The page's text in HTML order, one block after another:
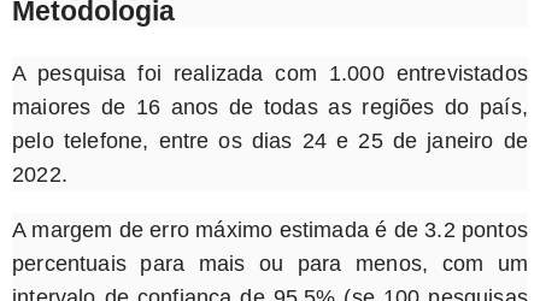
Metodologia
A pesquisa foi realizada com 1.000 entrevistados
maiores de 16 anos de todas as regiões do país,
pelo telefone, entre os dias 24 e 25 de janeiro de
2022.
A margem de erro máximo estimada é de 3.2 pontos
percentuais para mais ou para menos, com um